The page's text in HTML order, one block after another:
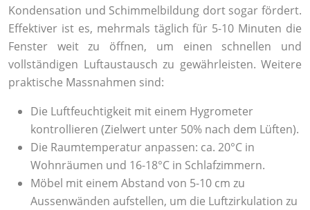
Kondensation und Schimmelbildung dort sogar fördert.
Effektiver ist es, mehrmals täglich für 5-10 Minuten die
Fenster weit zu öffnen, um einen schnellen und
vollständigen Luftaustausch zu gewährleisten. Weitere
praktische Massnahmen sind:
Die Luftfeuchtigkeit mit einem Hygrometer
kontrollieren (Zielwert unter 50% nach dem Lüften).
Die Raumtemperatur anpassen: ca. 20°C in
Wohnräumen und 16-18°C in Schlafzimmern.
Möbel mit einem Abstand von 5-10 cm zu
Aussenwänden aufstellen, um die Luftzirkulation zu